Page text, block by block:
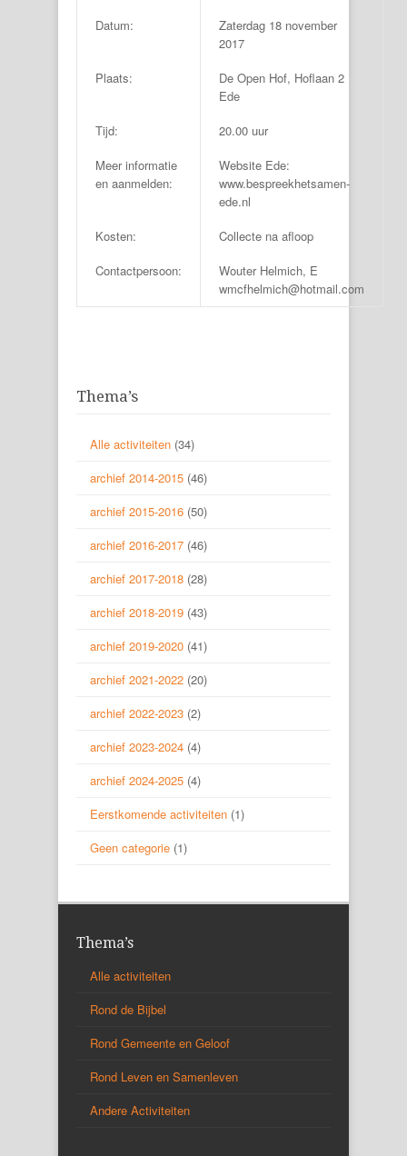
Datum:
Zaterdag 18 november
2017
Plaats:
De Open Hof, Hoflaan 2
Ede
Tijd:
20.00 uur
Meer informatie
en aanmelden:
Website Ede:
www.bespreekhetsamen-
ede.nl
Kosten:
Collecte na afloop
Contactpersoon:
Wouter Helmich, E
wmcfhelmich@hotmail.com
Thema’s
Alle activiteiten (34)
archief 2014-2015 (46)
archief 2015-2016 (50)
archief 2016-2017 (46)
archief 2017-2018 (28)
archief 2018-2019 (43)
archief 2019-2020 (41)
archief 2021-2022 (20)
archief 2022-2023 (2)
archief 2023-2024 (4)
archief 2024-2025 (4)
Eerstkomende activiteiten (1)
Geen categorie (1)
Thema’s
Alle activiteiten
Rond de Bijbel
Rond Gemeente en Geloof
Rond Leven en Samenleven
Andere Activiteiten